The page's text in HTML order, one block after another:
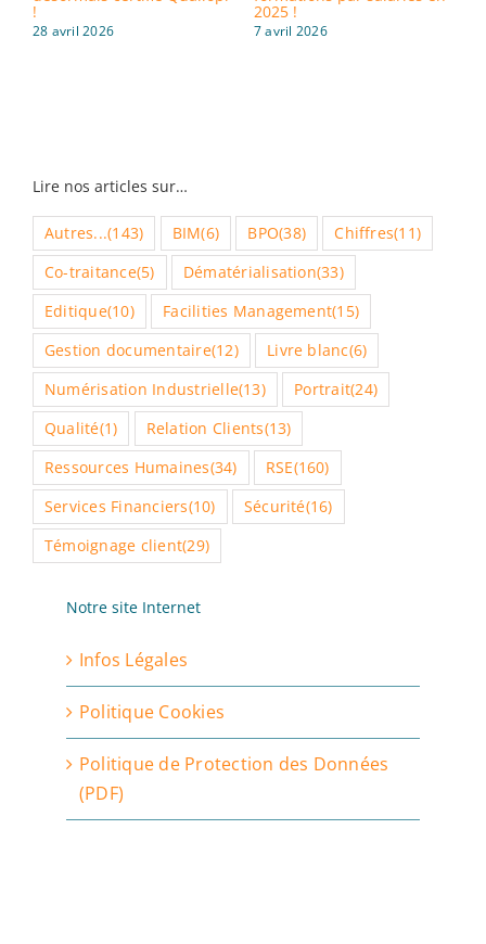
!
28 avril 2026
2025 !
7 avril 2026
Lire nos articles sur…
Autres...(143) BIM(6) BPO(38) Chiffres(11)
Co-traitance(5) Dématérialisation(33)
Editique(10) Facilities Management(15)
Gestion documentaire(12) Livre blanc(6)
Numérisation Industrielle(13) Portrait(24)
Qualité(1) Relation Clients(13)
Ressources Humaines(34) RSE(160)
Services Financiers(10) Sécurité(16)
Témoignage client(29)
Notre site Internet
Infos Légales
Politique Cookies
Politique de Protection des Données
(PDF)